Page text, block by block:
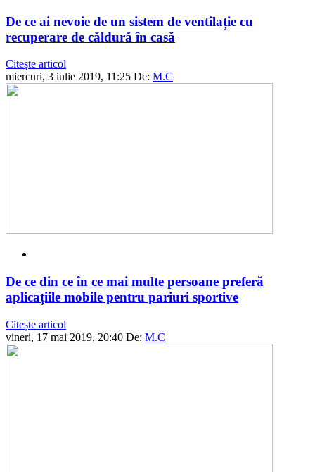
De ce ai nevoie de un sistem de ventilație cu
recuperare de căldură în casă
Citește articol
miercuri, 3 iulie 2019, 11:25 De: M.C
De ce din ce în ce mai multe persoane preferă
aplicațiile mobile pentru pariuri sportive
Citește articol
vineri, 17 mai 2019, 20:40 De: M.C